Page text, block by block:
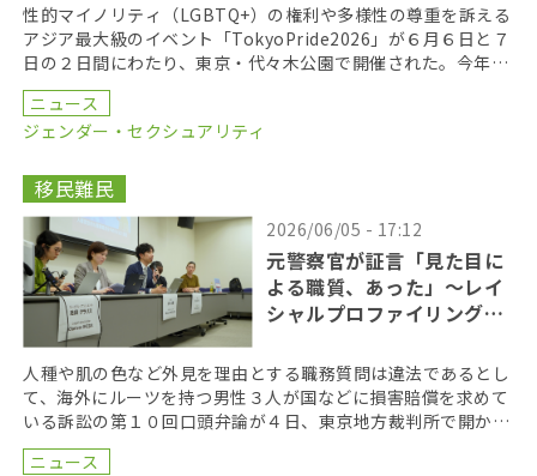
性的マイノリティ（LGBTQ+）の権利や多様性の尊重を訴える
アジア最大級のイベント「TokyoPride2026」が６月６日と７
日の２日間にわたり、東京・代々木公園で開催された。今年の
テーマは、「多様性と平等がひらく未来 […]
ニュース
ジェンダー・セクシュアリティ
移民難民
2026/06/05 - 17:12
元警察官が証言「見た目に
よる職質、あった」〜レイ
シャルプロファイリング訴
人種や肌の色など外見を理由とする職務質問は違法であるとし
て、海外にルーツを持つ男性３人が国などに損害賠償を求めて
いる訴訟の第１０回口頭弁論が４日、東京地方裁判所で開かれ
た。原告側は法廷で、元警察官による警察内部の実態を語 […]
ニュース